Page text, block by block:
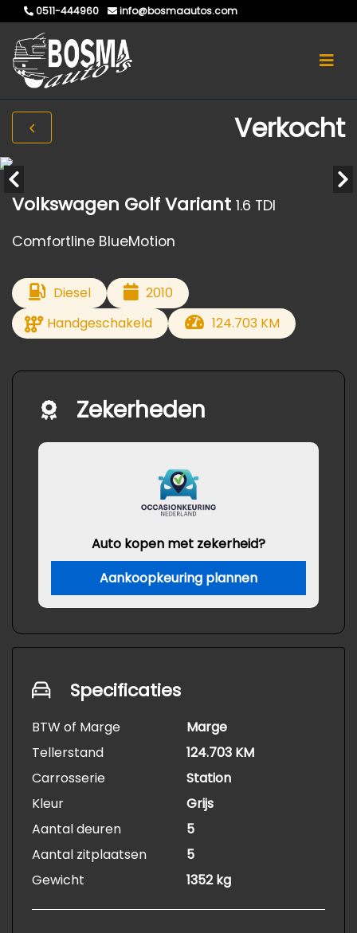
0511-444960 info@bosmaautos.com
Verkocht
Volkswagen Golf Variant 1.6 TDI
Comfortline BlueMotion
Diesel
2010
Handgeschakeld
124.703 KM
Zekerheden
Auto kopen met zekerheid?
Aankoopkeuring plannen
Specificaties
BTW of Marge
Marge
Tellerstand
124.703 KM
Carrosserie
Station
Kleur
Grijs
Aantal deuren
5
Aantal zitplaatsen
5
Gewicht
1352 kg